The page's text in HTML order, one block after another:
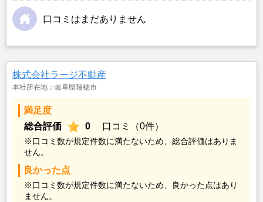
口コミはまだありません
株式会社ラージ不動産
本社所在地：岐阜県瑞穂市
満足度
総合評価
0 口コミ（0件）
※口コミ数が規定件数に満たないため、総合評価はありま
せん。
良かった点
※口コミ数が規定件数に満たないため、良かった点はあり
ません。